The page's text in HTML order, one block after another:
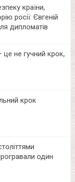
країни,
росії: Євгеній
дипломатів
це не гучний крок,
крок
один